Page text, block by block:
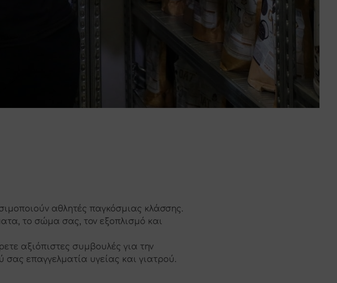
αθλητές παγκόσμιας κλάσσης.
το σώμα σας, τον εξοπλισμό και
αξιόπιστες συμβουλές για την
επαγγελματία υγείας και γιατρού.